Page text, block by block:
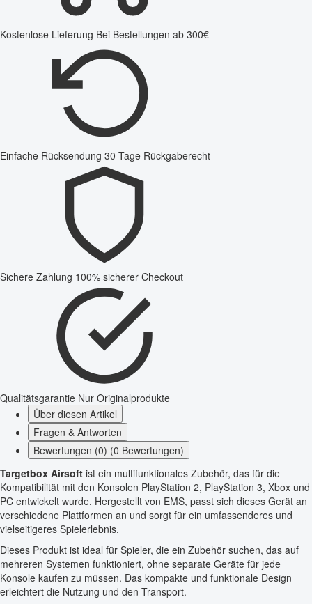
Kostenlose Lieferung Bei Bestellungen ab 300€
Einfache Rücksendung 30 Tage Rückgaberecht
Sichere Zahlung 100% sicherer Checkout
Qualitätsgarantie Nur Originalprodukte
Über diesen Artikel
Fragen & Antworten
Bewertungen (0) (0 Bewertungen)
Targetbox Airsoft ist ein multifunktionales Zubehör, das für die
Kompatibilität mit den Konsolen PlayStation 2, PlayStation 3, Xbox und
PC entwickelt wurde. Hergestellt von EMS, passt sich dieses Gerät an
verschiedene Plattformen an und sorgt für ein umfassenderes und
vielseitigeres Spielerlebnis.
Dieses Produkt ist ideal für Spieler, die ein Zubehör suchen, das auf
mehreren Systemen funktioniert, ohne separate Geräte für jede
Konsole kaufen zu müssen. Das kompakte und funktionale Design
erleichtert die Nutzung und den Transport.